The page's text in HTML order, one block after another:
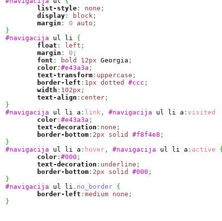
list-style : none ;
display : block ;
margin : 0 auto ;
}
#navigacija ul li {
float : left ;
margin : 0 ;
font : bold 12px Georgia ;
color : #e43a3a ;
text-transform : uppercase ;
border-left : 1px dotted #ccc ;
width : 102px ;
text-align : center ;
}
#navigacija ul li a : link , #navigacija ul li a : visited
color : #e43a3a ;
text-decoration : none ;
border-bottom : 2px solid #f8f4e8 ;
}
#navigacija ul li a : hover , #navigacija ul li a : active
color : #000 ;
text-decoration : underline ;
border-bottom : 2px solid #000 ;
}
#navigacija ul li .no_border {
border-left : medium none ;
}